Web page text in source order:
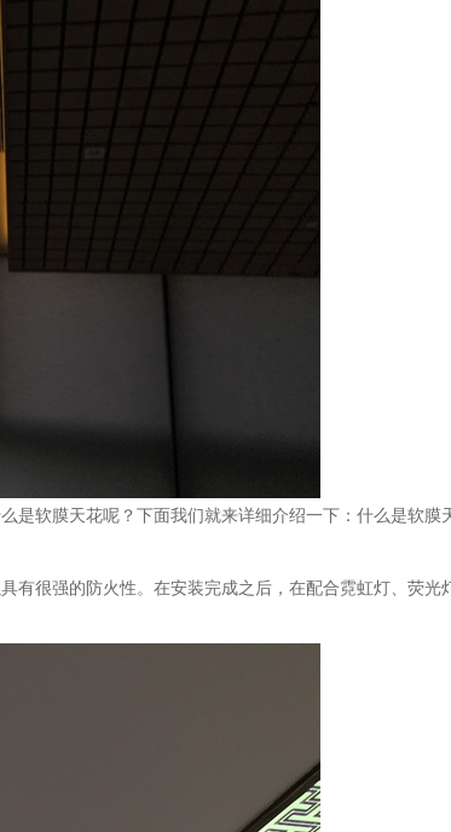
是软膜天花呢？下面我们就来详细介绍一下：什么是软膜
有很强的防火性。在安装完成之后，在配合霓虹灯、荧光